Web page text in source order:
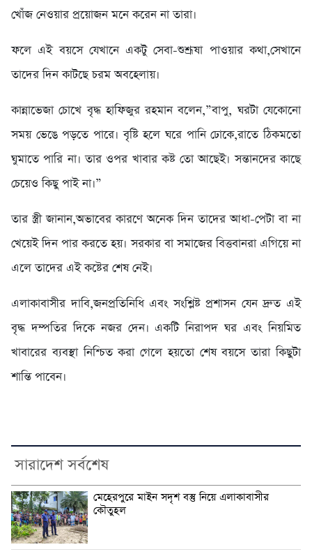
খোঁজ নেওয়ার প্রয়োজন মনে করেন না তারা।
ফলে এই বয়সে যেখানে একটু সেবা-শুশ্রূষা পাওয়ার কথা,সেখানে
তাদের দিন কাটছে চরম অবহেলায়।
​কান্নাভেজা চোখে বৃদ্ধ হাফিজুর রহমান বলেন,”বাপু, ঘরটা যেকোনো
সময় ভেঙে পড়তে পারে। বৃষ্টি হলে ঘরে পানি ঢোকে,রাতে ঠিকমতো
ঘুমাতে পারি না। তার ওপর খাবার কষ্ট তো আছেই। সন্তানদের কাছে
চেয়েও কিছু পাই না।”
​তার স্ত্রী জানান,অভাবের কারণে অনেক দিন তাদের আধা-পেটা বা না
খেয়েই দিন পার করতে হয়। সরকার বা সমাজের বিত্তবানরা এগিয়ে না
এলে তাদের এই কষ্টের শেষ নেই।
​এলাকাবাসীর দাবি,জনপ্রতিনিধি এবং সংশ্লিষ্ট প্রশাসন যেন দ্রুত এই
বৃদ্ধ দম্পতির দিকে নজর দেন। একটি নিরাপদ ঘর এবং নিয়মিত
খাবারের ব্যবস্থা নিশ্চিত করা গেলে হয়তো শেষ বয়সে তারা কিছুটা
শান্তি পাবেন।
সারাদেশ সর্বশেষ
মেহেরপুরে মাইন সদৃশ বস্তু নিয়ে এলাকাবাসীর
কৌতুহল